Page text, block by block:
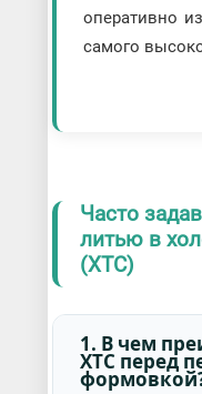
оперативно
самого
Часто
литью в
(ХТС)
1. В чем
ХТС перед